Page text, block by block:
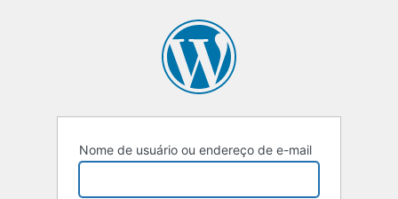
Nome de usuário ou endereço de e-mail